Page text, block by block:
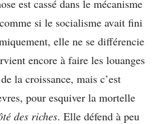
est cassé dans le mécanisme
si le socialisme avait fini
elle ne se différencie
encore à faire les louanges
la croissance, mais c’est
pour esquiver la mortelle
des riches. Elle défend à peu